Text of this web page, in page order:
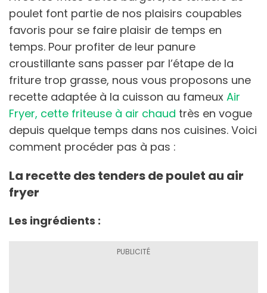
poulet font partie de nos plaisirs coupables
favoris pour se faire plaisir de temps en
temps. Pour profiter de leur panure
croustillante sans passer par l’étape de la
friture trop grasse, nous vous proposons une
recette adaptée à la cuisson au fameux Air
Fryer, cette friteuse à air chaud très en vogue
depuis quelque temps dans nos cuisines. Voici
comment procéder pas à pas :
La recette des tenders de poulet au air
fryer
Les ingrédients :